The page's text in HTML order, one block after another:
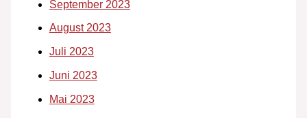
September 2023
August 2023
Juli 2023
Juni 2023
Mai 2023